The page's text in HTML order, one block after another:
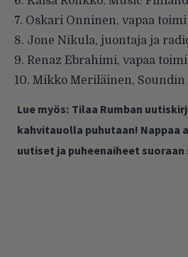
7. Oskari Onninen, vapaa
8. Jone Nikula, juontaja ja
9. Renaz Ebrahimi, vapaa
10. Mikko Meriläinen,
Lue myös: Tilaa Rumban
kahvitauolla puhutaan! Nappaa
uutiset ja puheenaiheet